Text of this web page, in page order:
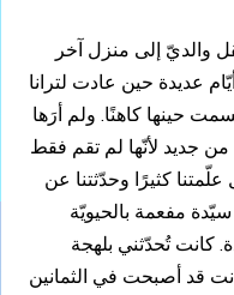
والديّ إلى منزل آخر
عديدة حين عادت لترانا
حينها كاهنًا. ولم أرَها
من جديد لأنّها لم تقم فقط
كثيرًا وحدّثتنا عن
مفعمة بالحيويّة
كانت تُحدّثني بلهجة
قد أصبحت في الثمانين